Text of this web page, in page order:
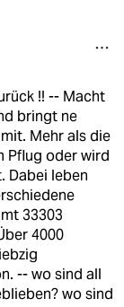
!! -- Macht
bringt ne
Mehr als die
Pflug oder wird
Dabei leben
33303
4000
-- wo sind all
wo sind